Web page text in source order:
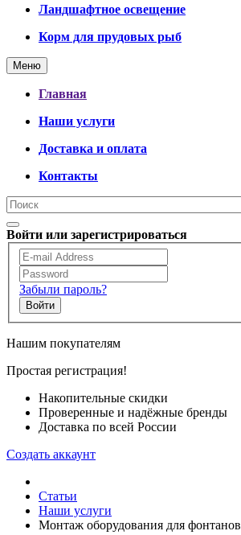
Ландшафтное освещение
Корм для прудовых рыб
Меню
Главная
Наши услуги
Доставка и оплата
Контакты
Войти или зарегистрироваться
Забыли пароль?
Войти
Нашим покупателям
Простая регистрация!
Накопительные скидки
Проверенные и надёжные бренды
Доставка по всей России
Создать аккаунт
Статьи
Наши услуги
Монтаж оборудования для фонтанов